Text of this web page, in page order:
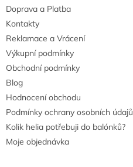
Doprava a Platba
Kontakty
Reklamace a Vrácení
Výkupní podmínky
Obchodní podmínky
Blog
Hodnocení obchodu
Podmínky ochrany osobních údajů
Kolik helia potřebuji do balónků?
Moje objednávka